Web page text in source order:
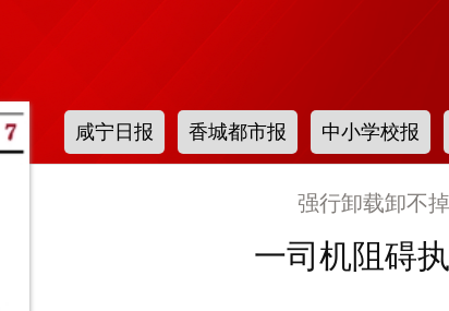
咸宁日报 香城都市报 中小学校报
强行卸载卸不
一司机阻碍